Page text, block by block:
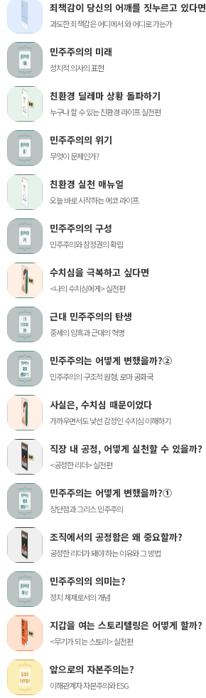
죄책감이 당신의 어깨를 짓누르고 있다면
과도한 죄책감은 어디에서 와 어디로 가는가
민주주의의 미래
정치적 의사의 표현
친환경 딜레마 상황 돌파하기
누구나 할 수 있는 친환경 라이프 실전편
민주주의의 위기
무엇이 문제인가?
친환경 실천 매뉴얼
오늘 바로 시작하는 에코 라이프
민주주의의 구성
민주주의와 참정권의 확립
수치심을 극복하고 싶다면
<나의 수치심에게> 실전편
근대 민주주의의 탄생
중세의 암흑과 근대의 혁명
민주주의는 어떻게 변했을까?②
민주주의의 구조적 원형, 로마 공화국
사실은, 수치심 때문이었다
가까우면서도 낯선 감정인 수치심 이해하기
직장 내 공정, 어떻게 실천할 수 있을까?
<공정한 리더> 실전편
민주주의는 어떻게 변했을까?①
장단점과 그리스 민주주의
조직에서의 공정함은 왜 중요할까?
공정한 리더가 돼야 하는 이유와 그 방법
민주주의의 의미는?
정치 체제로서의 개념
지갑을 여는 스토리텔링은 어떻게 할까?
<무기가 되는 스토리> 실전편
앞으로의 자본주의는?
이해관계자 자본주의와 ESG